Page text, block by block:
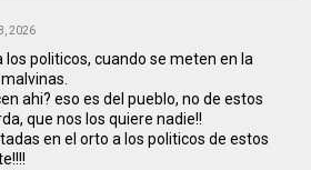
2026
los politicos, cuando se meten en la
ahi? eso es del pueblo, no de estos
que nos los quiere nadie!!
en el orto a los politicos de estos